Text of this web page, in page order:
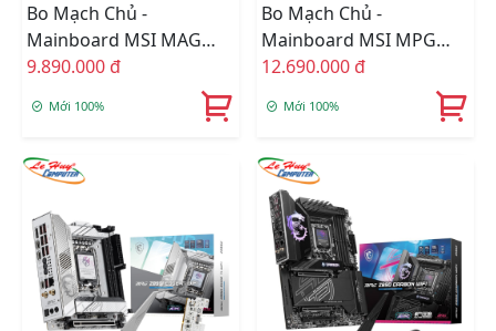
Bo Mạch Chủ -
Mainboard MSI MAG
Z890 TOMAHAWK WIFI
9.890.000 đ
Mới 100%
Bo Mạch Chủ -
Mainboard MSI MPG
Z890 EDGE TI WIFI DDR5
12.690.000 đ
Mới 100%